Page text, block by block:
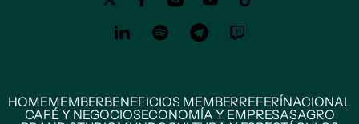
HOMEMEMBERBENEFICIOS MEMBERREFERÍNACIONAL
CAFÉ Y NEGOCIOSECONOMÍA Y EMPRESASAGRO